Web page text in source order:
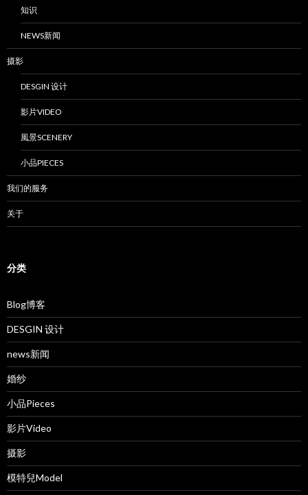
知识
NEWS新闻
摄影
DESGIN 设计
影片VIDEO
風景SCENERY
小品PIECES
我们的服务
关于
分类
Blog博客
DESGIN 设计
news新闻
婚纱
小品Pieces
影片Video
摄影
模特兒Model